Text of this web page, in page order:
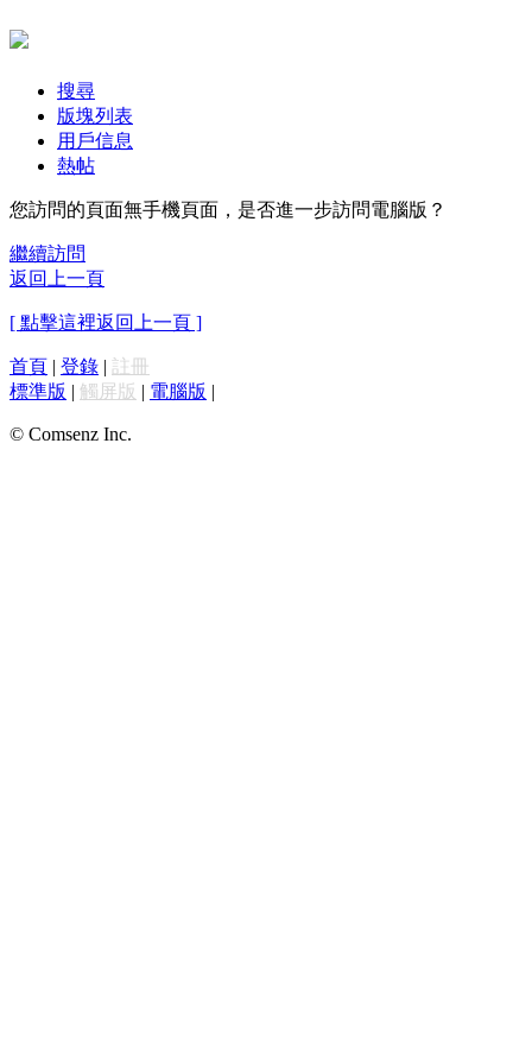
搜尋
版塊列表
用戶信息
熱帖
您訪問的頁面無手機頁面，是否進一步訪問電腦版？
繼續訪問
返回上一頁
[ 點擊這裡返回上一頁 ]
首頁 | 登錄 | 註冊
標準版 | 觸屏版 | 電腦版 |
© Comsenz Inc.